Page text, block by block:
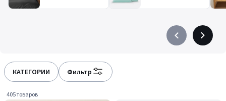
PrécédentSuivant
КАТЕГОРИИ Фильтр
405 товаров